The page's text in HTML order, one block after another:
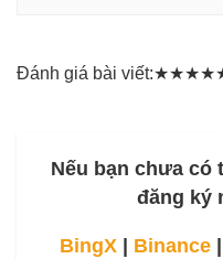
Đánh giá bài viết:★★★★
Nếu bạn chưa có
đăng ký
BingX Binance